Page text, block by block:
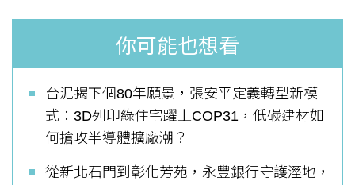
你可能也想看
台泥揭下個80年願景，張安平定義轉型新模
式：3D列印綠住宅躍上COP31，低碳建材如
何搶攻半導體擴廠潮？
從新北石門到彰化芳苑，永豐銀行守護溼地，